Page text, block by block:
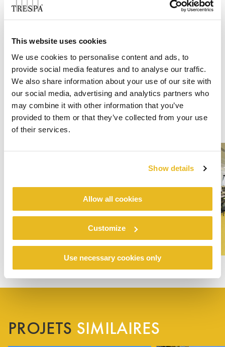
This website uses cookies
We use cookies to personalise content and ads, to
provide social media features and to analyse our traffic.
We also share information about your use of our site with
our social media, advertising and analytics partners who
may combine it with other information that you’ve
provided to them or that they’ve collected from your use
of their services.
Show details
Allow all cookies
Customize
Use necessary cookies only
PROJETS SIMILAIRES